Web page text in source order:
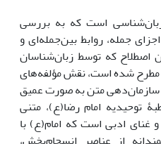
زبان‌شناسی است که به بررسی
جمله، روابط بین‌جمله‌ای و
اصطلاح که توسط زبان‌شناسان
مطرح شده است، نقش مؤلفه‌های
متن به صورت عمیق
توحیدیه امام رضا(ع)، متنی
غنای ادبی است که امام(ع) با